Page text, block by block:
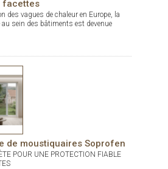
facettes
des vagues de chaleur en Europe, la
sein des bâtiments est devenue
de moustiquaires Soprofen
POUR UNE PROTECTION FIABLE